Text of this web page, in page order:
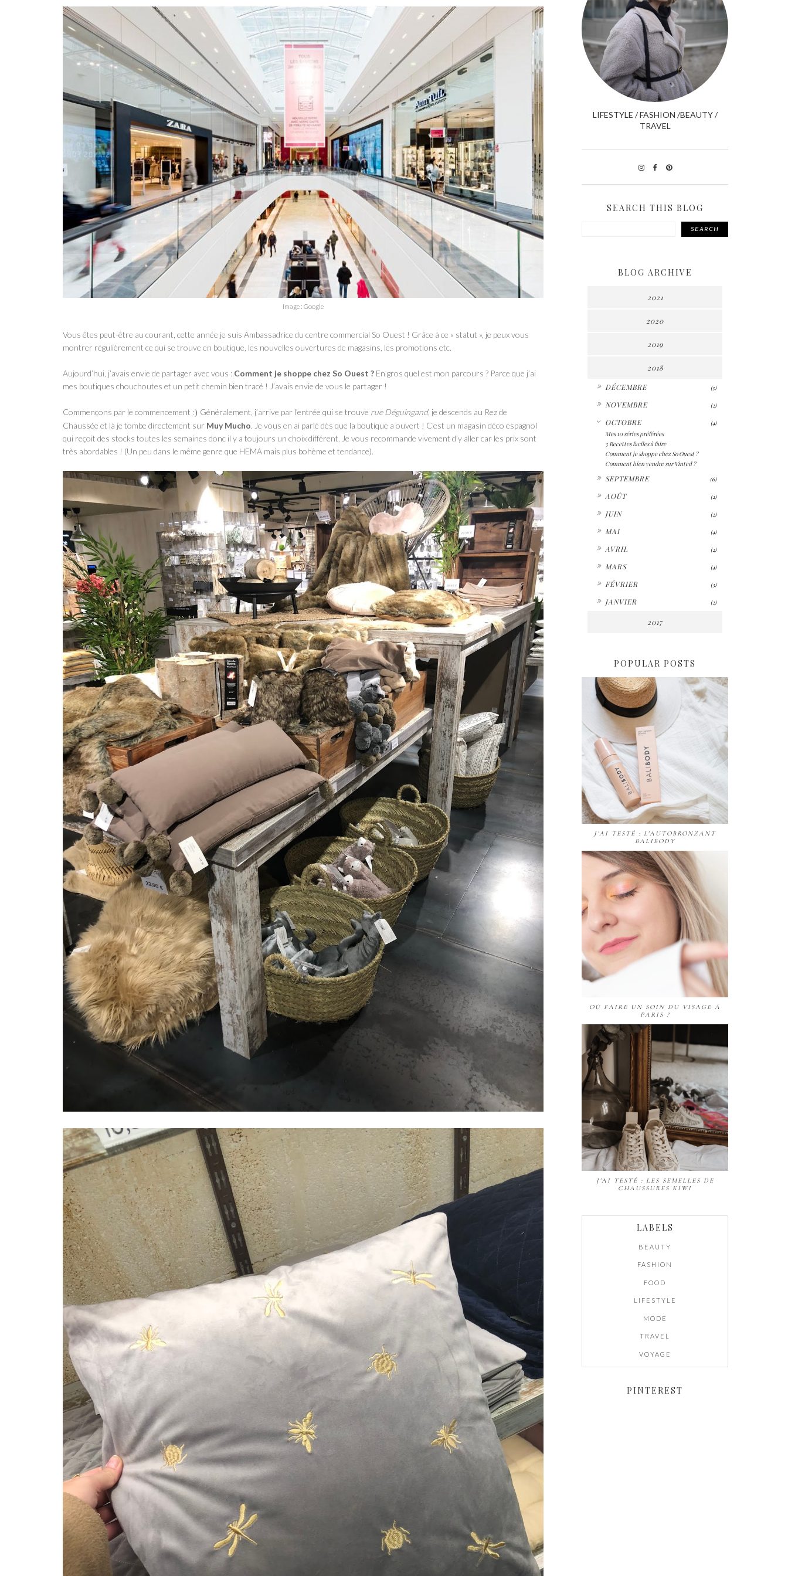
Image : Google
Vous êtes peut-être au courant, cette année je suis Ambassadrice du centre commercial So Ouest ! Grâce à ce « statut », je peux vous
montrer régulièrement ce qui se trouve en boutique, les nouvelles ouvertures de magasins, les promotions etc.
Aujourd’hui, j’avais envie de partager avec vous : Comment je shoppe chez So Ouest ? En gros quel est mon parcours ? Parce que j’ai
mes boutiques chouchoutes et un petit chemin bien tracé ! J’avais envie de vous le partager !
Commençons par le commencement :) Généralement, j’arrive par l’entrée qui se trouve rue Déguingand, je descends au Rez de
Chaussée et là je tombe directement sur Muy Mucho. Je vous en ai parlé dès que la boutique a ouvert ! C’est un magasin déco espagnol
qui reçoit des stocks toutes les semaines donc il y a toujours un choix différent. Je vous recommande vivement d’y aller car les prix sont
très abordables ! (Un peu dans le même genre que HEMA mais plus bohème et tendance).
LIFESTYLE / FASHION /BEAUTY /
TRAVEL
SEARCH THIS BLOG
SEARCH
BLOG ARCHIVE
2021
2020
2019
2018
DÉCEMBRE (5)
NOVEMBRE (2)
OCTOBRE (4)
Mes 10 séries préférées
3 Recettes faciles à faire
Comment je shoppe chez So Ouest ?
Comment bien vendre sur Vinted ?
SEPTEMBRE (6)
AOÛT (2)
JUIN (2)
MAI (4)
AVRIL (2)
MARS (4)
FÉVRIER (3)
JANVIER (2)
2017
POPULAR POSTS
J'AI TESTÉ : L'AUTOBRONZANT
BALIBODY
OÙ FAIRE UN SOIN DU VISAGE À
PARIS ?
J'AI TESTÉ : LES SEMELLES DE
CHAUSSURES KIWI
LABELS
BEAUTY
FASHION
FOOD
LIFESTYLE
MODE
TRAVEL
VOYAGE
PINTEREST